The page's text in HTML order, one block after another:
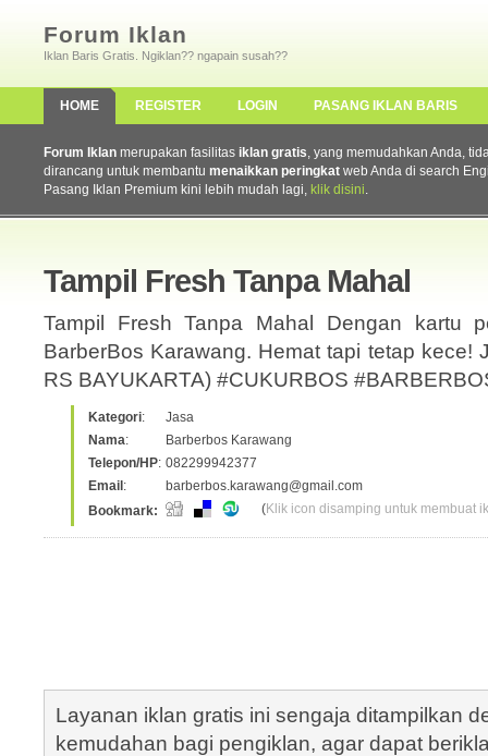
Forum Iklan
Iklan Baris Gratis. Ngiklan?? ngapain susah??
HOME REGISTER LOGIN PASANG IKLAN BARIS
Forum Iklan merupakan fasilitas iklan gratis, yang memudahkan Anda,
dirancang untuk membantu menaikkan peringkat web Anda di search
Pasang Iklan Premium kini lebih mudah lagi, klik disini.
Tampil Fresh Tanpa Mahal
Tampil Fresh Tanpa Mahal Dengan kartu
BarberBos Karawang. Hemat tapi tetap kece!
RS BAYUKARTA) #CUKURBOS
Kategori:
Jasa
Nama:
Barberbos Karawang
Telepon/HP: 082299942377
Email :
barberbos.karawang@gmail.com
Bookmark:
(Klik icon disamping untuk membuat
Layanan iklan gratis ini sengaja ditampilkan
kemudahan bagi pengiklan, agar dapat